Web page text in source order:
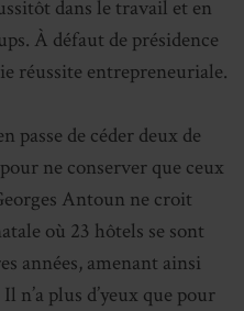
dans le travail et en
À défaut de présidence
réussite entrepreneuriale.
passe de céder deux de
ne conserver que ceux
Antoun ne croit
où 23 hôtels se sont
années, amenant ainsi
n’a plus d’yeux que pour